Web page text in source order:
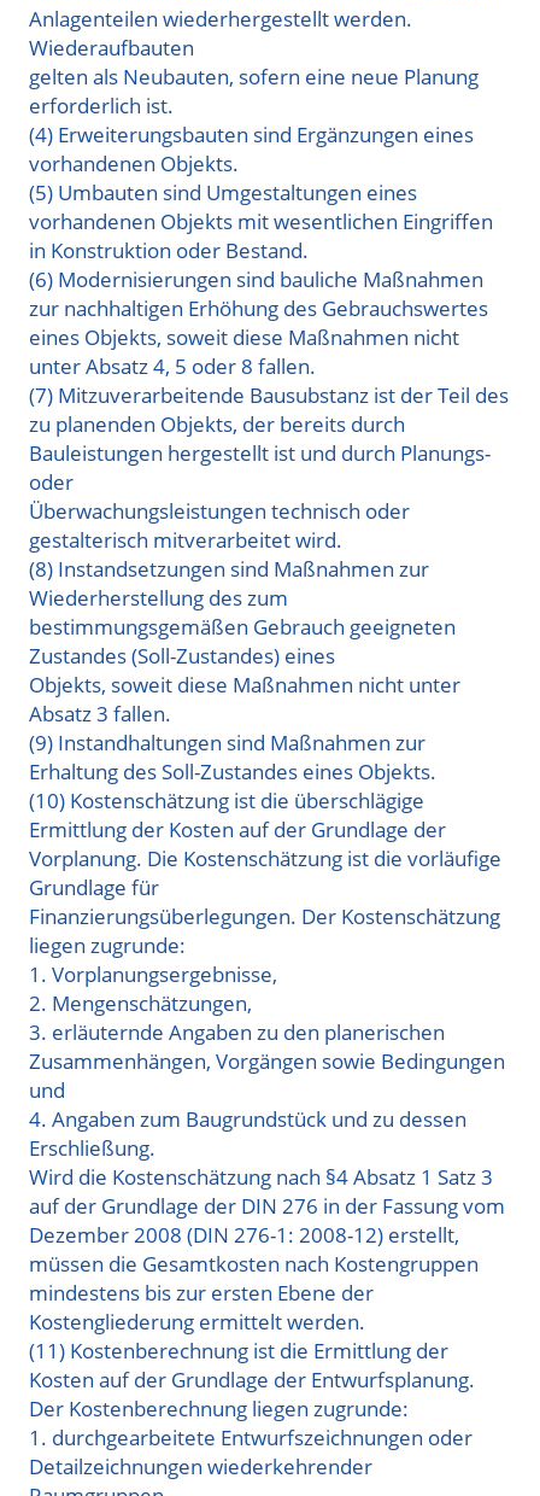
Anlagenteilen wiederhergestellt werden.
Wiederaufbauten
gelten als Neubauten, sofern eine neue Planung
erforderlich ist.
(4) Erweiterungsbauten sind Ergänzungen eines
vorhandenen Objekts.
(5) Umbauten sind Umgestaltungen eines
vorhandenen Objekts mit wesentlichen Eingriffen
in Konstruktion oder Bestand.
(6) Modernisierungen sind bauliche Maßnahmen
zur nachhaltigen Erhöhung des Gebrauchswertes
eines Objekts, soweit diese Maßnahmen nicht
unter Absatz 4, 5 oder 8 fallen.
(7) Mitzuverarbeitende Bausubstanz ist der Teil des
zu planenden Objekts, der bereits durch
Bauleistungen hergestellt ist und durch Planungs-
oder
Überwachungsleistungen technisch oder
gestalterisch mitverarbeitet wird.
(8) Instandsetzungen sind Maßnahmen zur
Wiederherstellung des zum
bestimmungsgemäßen Gebrauch geeigneten
Zustandes (Soll-Zustandes) eines
Objekts, soweit diese Maßnahmen nicht unter
Absatz 3 fallen.
(9) Instandhaltungen sind Maßnahmen zur
Erhaltung des Soll-Zustandes eines Objekts.
(10) Kostenschätzung ist die überschlägige
Ermittlung der Kosten auf der Grundlage der
Vorplanung. Die Kostenschätzung ist die vorläufige
Grundlage für
Finanzierungsüberlegungen. Der Kostenschätzung
liegen zugrunde:
1. Vorplanungsergebnisse,
2. Mengenschätzungen,
3. erläuternde Angaben zu den planerischen
Zusammenhängen, Vorgängen sowie Bedingungen
und
4. Angaben zum Baugrundstück und zu dessen
Erschließung.
Wird die Kostenschätzung nach §4 Absatz 1 Satz 3
aufder Grundlage der DIN 276 in der Fassungvom
Dezember2008 (DIN 276-1: 2008-12) erstellt,
müssen die Gesamtkosten nach Kostengruppen
mindestens bis zur ersten Ebene der
Kostengliederung ermittelt werden.
(11) Kostenberechnung ist die Ermittlung der
Kosten auf der Grundlage der Entwurfsplanung.
Der Kostenberechnung liegen zugrunde:
1. durchgearbeitete Entwurfszeichnungen oder
Detailzeichnungen wiederkehrender